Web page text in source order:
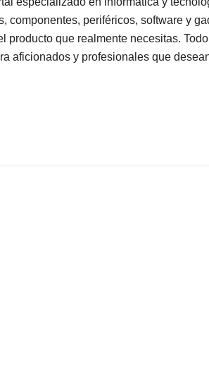
componentes, periféricos, software y
producto que realmente necesitas.
aficionados y profesionales que